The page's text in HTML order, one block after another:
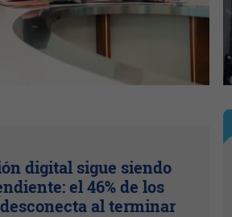
digital sigue siendo
el 46% de los
al terminar